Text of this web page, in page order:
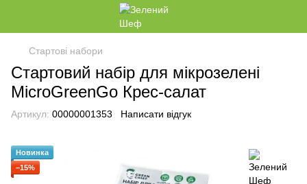
Стартові набори
Стартовий набір для мікрозелені
MicroGreenGo Крес-салат
Артикул: 00000001353 Написати відгук
Новинка
−15%